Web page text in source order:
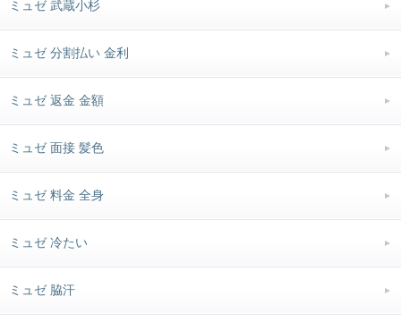
ミュゼ 武蔵小杉
ミュゼ 分割払い 金利
ミュゼ 返金 金額
ミュゼ 面接 髪色
ミュゼ 料金 全身
ミュゼ 冷たい
ミュゼ 脇汗